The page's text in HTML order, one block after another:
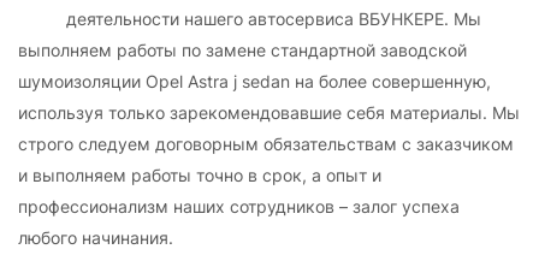
деятельности нашего автосервиса ВБУНКЕРЕ. Мы
выполняем работы по замене стандартной заводской
шумоизоляции Opel Astra j sedan на более совершенную,
используя только зарекомендовавшие себя материалы. Мы
строго следуем договорным обязательствам с заказчиком
и выполняем работы точно в срок, а опыт и
профессионализм наших сотрудников – залог успеха
любого начинания.